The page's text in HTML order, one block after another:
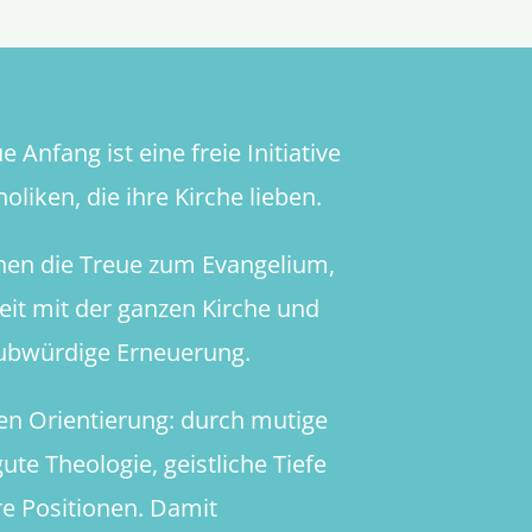
Anfang ist eine freie Initiative
die ihre Kirche lieben.
die Treue zum Evangelium,
mit der ganzen Kirche und
Erneuerung.
Orientierung: durch mutige
Theologie, geistliche Tiefe
Positionen. Damit